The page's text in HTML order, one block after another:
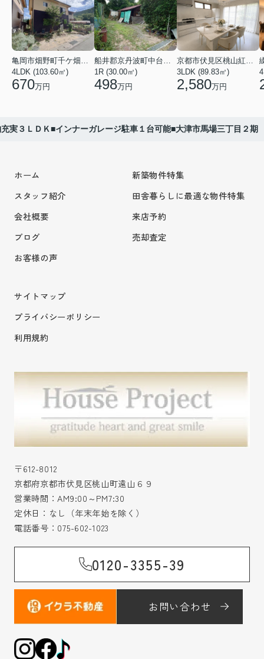
亀岡市畑野町千ケ畑高橋
4LDK (103.60㎡)
670万円
船井郡京丹波町中台土橋
1R (30.00㎡)
498万円
京都市伏見区桃山紅雪町
3LDK (89.83㎡)
2,580万円
実３ＬＤＫ■インナーガレージ駐車１台可能■大津市馬場三丁目２期
ホーム
スタッフ紹介
会社概要
ブログ
お客様の声
新築物件特集
田舎暮らしに最適な物件特集
来店予約
売却査定
サイトマップ
プライバシーポリシー
利用規約
〒612-8012
京都府京都市伏見区桃山町遠山６９
営業時間：AM9:00～PM7:30
定休日：なし（年末年始を除く）
電話番号： 075-602-1023
0120-3355-39
お問い合わせ